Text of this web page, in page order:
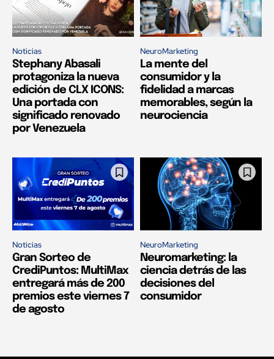
Noticias
Stephany Abasali
protagoniza la nueva
edición de CLX ICONS:
Una portada con
significado renovado
por Venezuela
NeuroMarketing
La mente del
consumidor y la
fidelidad a marcas
memorables, según la
neurociencia
Noticias
Gran Sorteo de
CrediPuntos: MultiMax
entregará más de 200
premios este viernes 7
de agosto
NeuroMarketing
Neuromarketing: la
ciencia detrás de las
decisiones del
consumidor